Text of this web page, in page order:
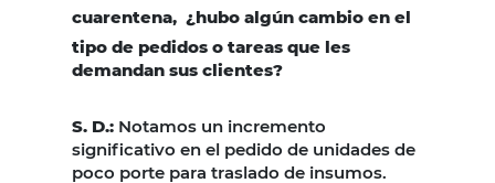
cuarentena, ¿hubo algún cambio en el
tipo de pedidos o tareas que les
demandan sus clientes?
S. D.: Notamos un incremento
significativo en el pedido de unidades de
poco porte para traslado de insumos.